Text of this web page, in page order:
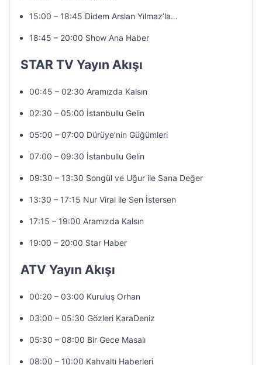
15:00 – 18:45 Didem Arslan Yılmaz’la…
18:45 – 20:00 Show Ana Haber
STAR TV Yayın Akışı
00:45 – 02:30 Aramızda Kalsın
02:30 – 05:00 İstanbullu Gelin
05:00 – 07:00 Dürüye’nin Güğümleri
07:00 – 09:30 İstanbullu Gelin
09:30 – 13:30 Songül ve Uğur ile Sana Değer
13:30 – 17:15 Nur Viral ile Sen İstersen
17:15 – 19:00 Aramızda Kalsın
19:00 – 20:00 Star Haber
ATV Yayın Akışı
00:20 – 03:00 Kuruluş Orhan
03:00 – 05:30 Gözleri KaraDeniz
05:30 – 08:00 Bir Gece Masalı
08:00 – 10:00 Kahvaltı Haberleri